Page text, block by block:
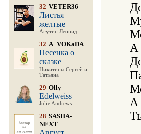
32 VETER36
Листья
желтые
Агутин Леонид
32 A_VOKaDA
Песенка о
сказке
Никитины Сергей и
Татьяна
29 Olly
Edelweiss
Julie Andrews
28 SASHA-
NEXT